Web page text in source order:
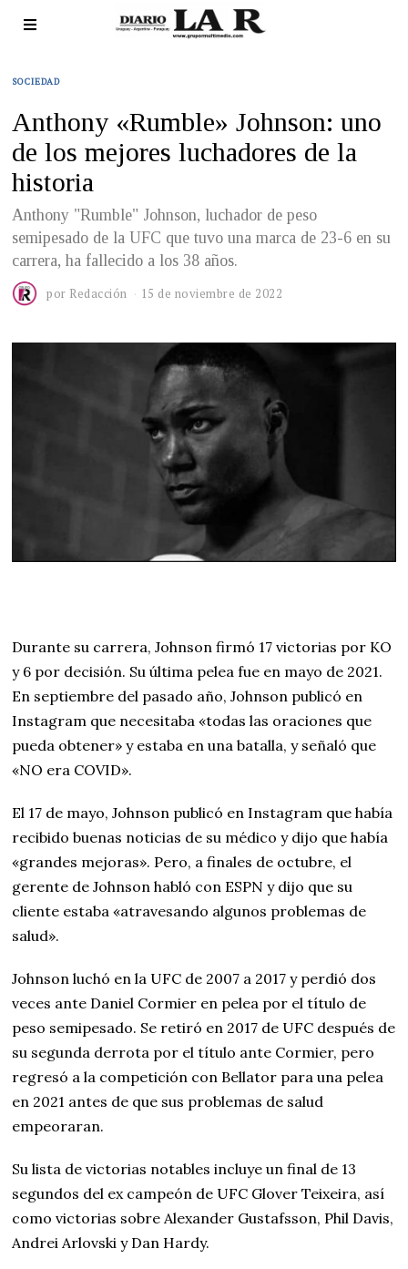
SOCIEDAD
Anthony «Rumble» Johnson: uno
de los mejores luchadores de la
historia
Anthony "Rumble" Johnson, luchador de peso
semipesado de la UFC que tuvo una marca de 23-6 en su
carrera, ha fallecido a los 38 años.
por Redacción 15 de noviembre de 2022
Durante su carrera, Johnson firmó 17 victorias por KO
y 6 por decisión. Su última pelea fue en mayo de 2021.
En septiembre del pasado año, Johnson publicó en
Instagram que necesitaba «todas las oraciones que
pueda obtener» y estaba en una batalla, y señaló que
«NO era COVID».
El 17 de mayo, Johnson publicó en Instagram que había
recibido buenas noticias de su médico y dijo que había
«grandes mejoras». Pero, a finales de octubre, el
gerente de Johnson habló con ESPN y dijo que su
cliente estaba «atravesando algunos problemas de
salud».
Johnson luchó en la UFC de 2007 a 2017 y perdió dos
veces ante Daniel Cormier en pelea por el título de
peso semipesado. Se retiró en 2017 de UFC después de
su segunda derrota por el título ante Cormier, pero
regresó a la competición con Bellator para una pelea
en 2021 antes de que sus problemas de salud
empeoraran.
Su lista de victorias notables incluye un final de 13
segundos del ex campeón de UFC Glover Teixeira, así
como victorias sobre Alexander Gustafsson, Phil Davis,
Andrei Arlovski y Dan Hardy.